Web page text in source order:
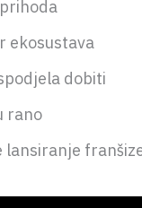
ekosustava
dobiti
rano
lansiranje